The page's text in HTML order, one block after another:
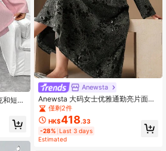
短裤
Anewsta
Anewsta 大码女士优雅通勤亮片面料
重磅西装外套及半身裙套装，适合秋
季、冬季、新年、派对、婚礼等场
合，优雅别致，时尚有型，可作晚礼
服、时尚婚礼服、圣诞节礼服等。
僅剩2件
HK$418.33
-28% Last 3 days
Estimated